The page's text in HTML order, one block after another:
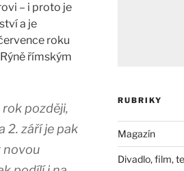
– i proto je
a je
roku
římským
později,
2. září je pak
novou
RUBRIKY
Magazín
Divadlo, film,